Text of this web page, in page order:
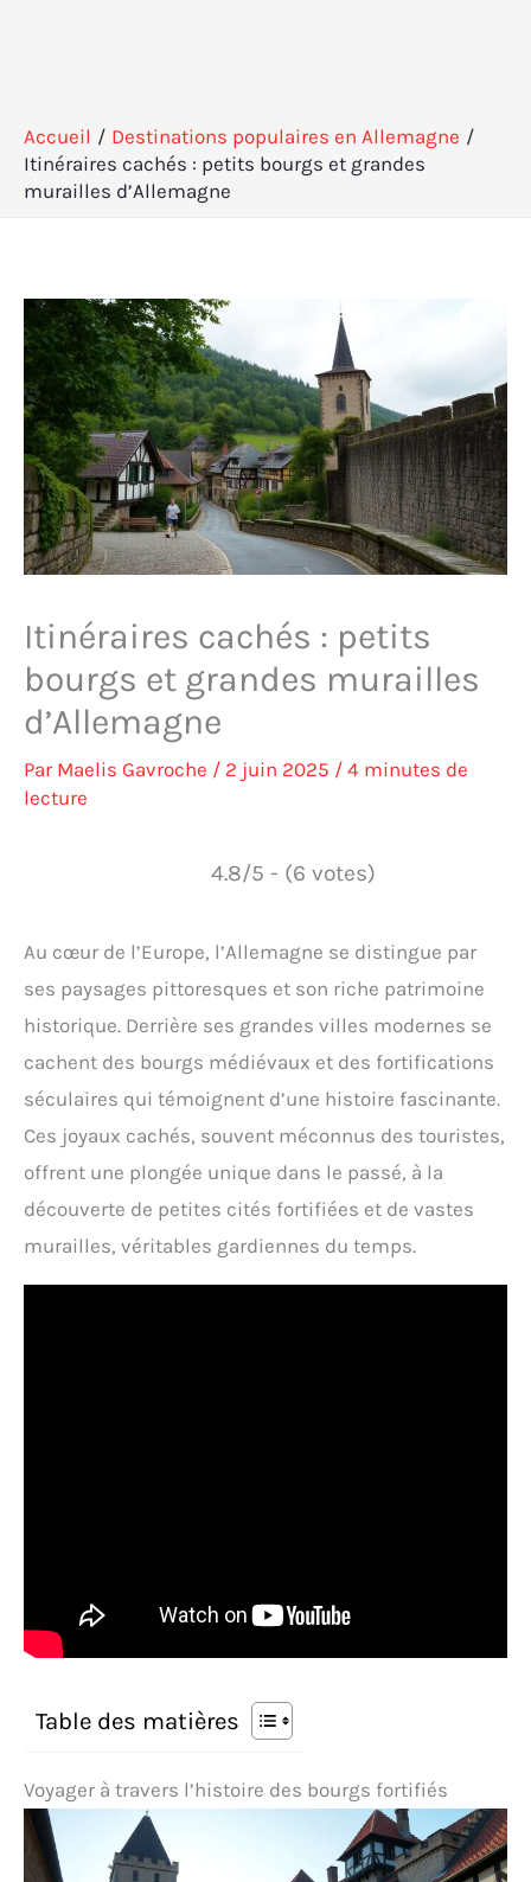
Accueil
Destinations populaires en Allemagne
Itinéraires cachés : petits bourgs et grandes
murailles d’Allemagne
Itinéraires cachés : petits
bourgs et grandes murailles
d’Allemagne
Par Maelis Gavroche / 2 juin 2025 / 4 minutes de
lecture
4.8/5 - (6 votes)
Au cœur de l’Europe, l’Allemagne se distingue par
ses paysages pittoresques et son riche patrimoine
historique. Derrière ses grandes villes modernes se
cachent des bourgs médiévaux et des fortifications
séculaires qui témoignent d’une histoire fascinante.
Ces joyaux cachés, souvent méconnus des touristes,
offrent une plongée unique dans le passé, à la
découverte de petites cités fortifiées et de vastes
murailles, véritables gardiennes du temps.
Table des matières
Voyager à travers l’histoire des bourgs fortifiés